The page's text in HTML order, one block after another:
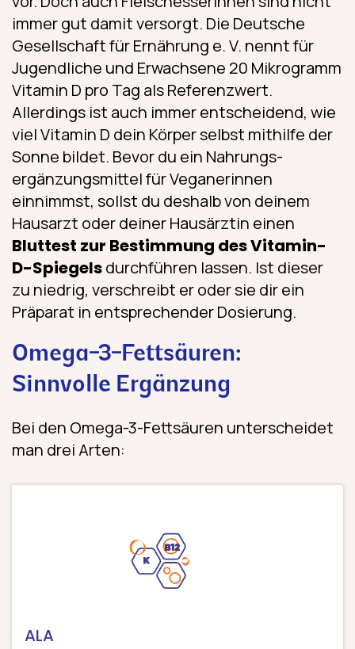
immer gut damit versorgt. Die Deutsche
Gesellschaft für Ernährung e. V. nennt für
Jugendliche und Erwachsene 20 Mikrogramm
Vitamin D pro Tag als Referenzwert.
Allerdings ist auch immer entscheidend, wie
viel Vitamin D dein Körper selbst mithilfe der
Sonne bildet. Bevor du ein Nahrungs­
ergänzungs­mittel für Veganerinnen
einnimmst, sollst du deshalb von deinem
Hausarzt oder deiner Hausärztin einen
Bluttest zur Bestimmung des Vitamin-
D-Spiegelsdurchführen lassen. Ist dieser
zu niedrig, verschreibt er oder sie dir ein
Präparat in entsprechender Dosierung.
Omega-3-Fettsäuren:
Sinnvolle Ergänzung
Bei den Omega-3-Fettsäuren unterscheidet
man drei Arten:
ALA